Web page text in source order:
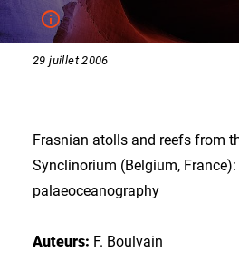
29 juillet 2006
Frasnian atolls and reefs from
Synclinorium (Belgium,
palaeoceanography
Auteurs: F. Boulvain